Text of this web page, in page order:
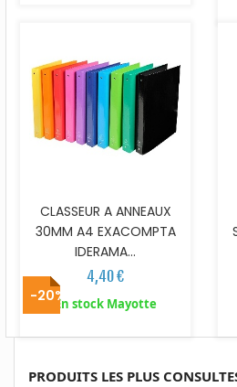
CLASSEUR A ANNEAUX
30MM A4 EXACOMPTA
IDERAMA...
4,40 €
En stock Mayotte
PRODUITS LES PLUS
-20%